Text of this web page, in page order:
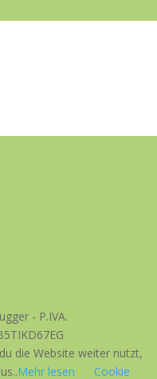
- P.IVA.
die Website weiter nutzt,
Mehr lesen Cookie